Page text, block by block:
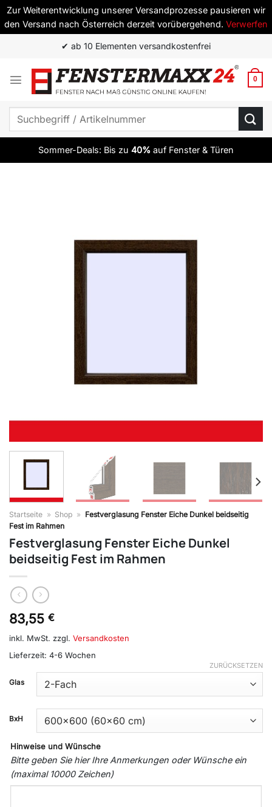
Zur Weiterentwicklung unserer Versandprozesse pausieren wir
den Versand nach Österreich derzeit vorübergehend. Verwerfen
springen
✔ ab 10 Elementen versandkostenfrei
0
Suchen
Sommer-Deals: Bis zu 40% auf Fenster & Türen
Startseite » Shop » Festverglasung Fenster Eiche Dunkel beidseitig
Fest im Rahmen
Festverglasung Fenster Eiche Dunkel
beidseitig Fest im Rahmen
83,55 €
inkl. MwSt. zzgl. Versandkosten
Lieferzeit: 4-6 Wochen
Glas
BxH
ZURÜCKSETZEN
Hinweise und Wünsche
Bitte geben Sie hier Ihre Anmerkungen oder Wünsche ein
(maximal 10000 Zeichen)